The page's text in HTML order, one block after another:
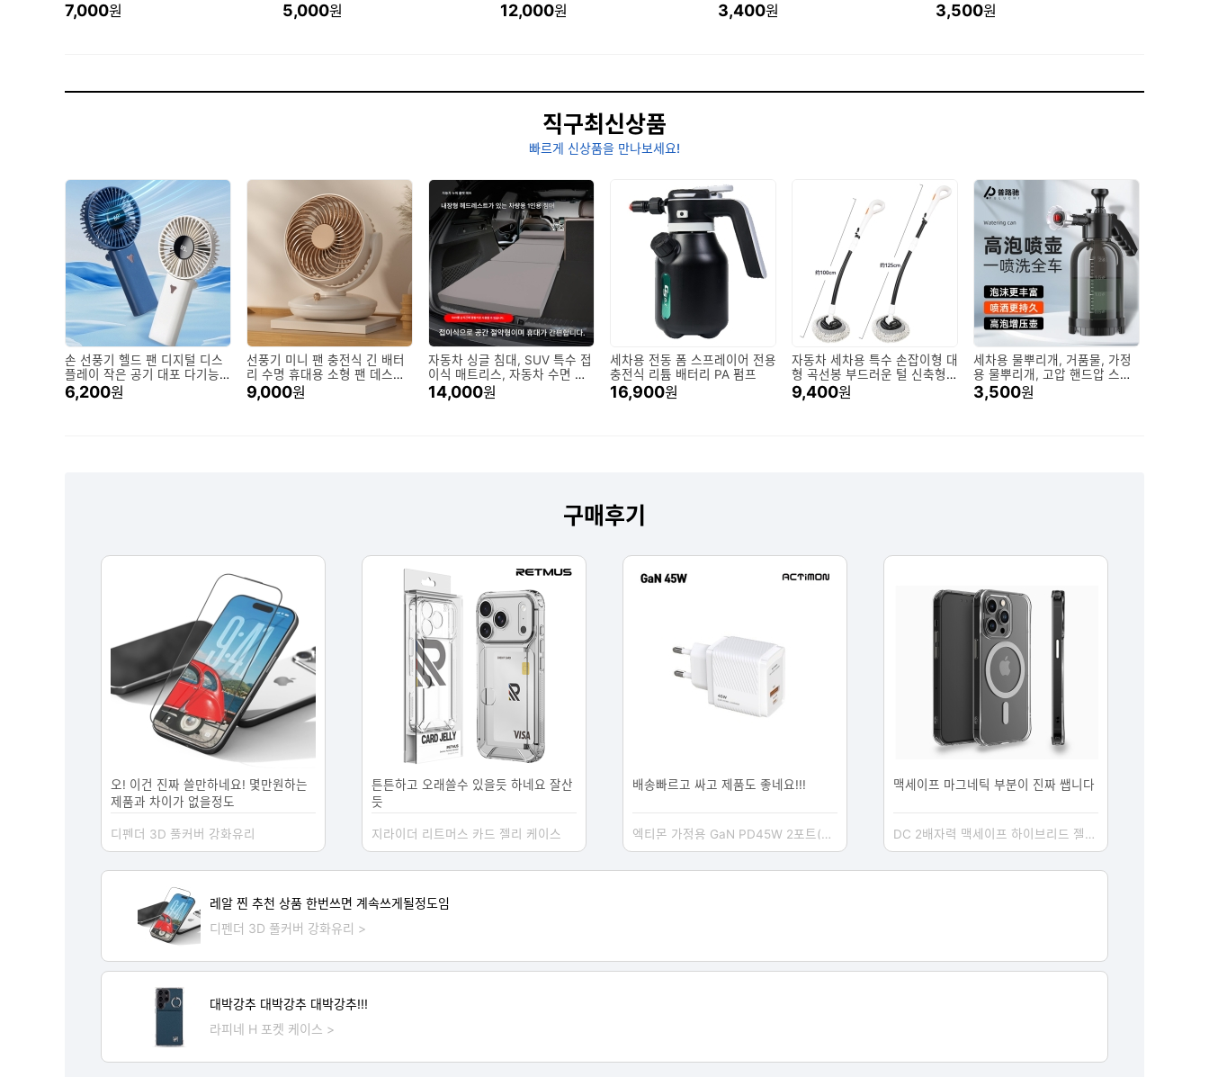
7,000원 5,000원 12,000원 3,400원 3,500원
직구최신상품
빠르게 신상품을 만나보세요!
손 선풍기 헬드 팬 디지털 디스
플레이 작은 공기 대포 다기능
접이식 긴 내구성 고속 작은 팬
미니 휴대용
6,200원
선풍기 미니 팬 충전식 긴 배터
리 수명 휴대용 소형 팬 데스크
탑 USB 데스크탑 팬
9,000원
자동차 싱글 침대, SUV 특수 접
이식 매트리스, 자동차 수면 유
물, 트렁크 수면 패드, 여행용 침
14,000원
세차용 전동 폼 스프레이어 전용
충전식 리튬 배터리 PA 펌프
16,900원
자동차 세차용 특수 손잡이형 대
형 곡선봉 부드러운 털 신축형
세차 브러쉬 세차용 걸레
9,400원
세차용 물뿌리개, 거품물, 가정
용 물뿌리개, 고압 핸드압 스프
레이어, 대용량 세차용 거품제거
3,500원
구매후기
오! 이건 진짜 쓸만하네요! 몇만원하는
제품과 차이가 없을정도
디펜더 3D 풀커버 강화유리
튼튼하고 오래쓸수 있을듯 하네요 잘산
듯
지라이더 리트머스 카드 젤리 케이스
배송빠르고 싸고 제품도 좋네요!!!
엑티몬 가정용 GaN PD45W 2포트(C+USB)충전기(케이블미포함)(M-PD45W-CU-T2)
맥세이프 마그네틱 부분이 진짜 쌥니다
DC 2배자력 맥세이프 하이브리드 젤하드 케이스
레알 찐 추천 상품 한번쓰면 계속쓰게될정도임
디펜더 3D 풀커버 강화유리 >
대박강추 대박강추 대박강추!!!
라피네 H 포켓 케이스 >